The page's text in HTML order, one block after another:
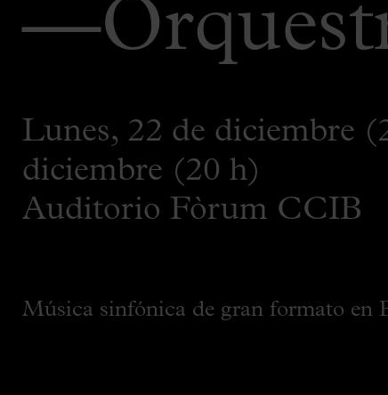
Lunes, 22 de diciembre
diciembre (20 h)
Auditorio Fòrum CCIB
Música sinfónica de gran formato en